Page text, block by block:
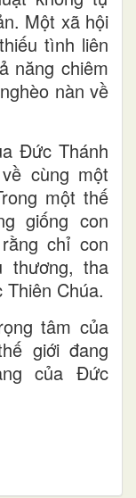
Một xã hội
tình liên
năng chiêm
nàn về
Đức Thánh
cùng một
một thế
giống con
chỉ con
thương, tha
Chúa.
tâm của
giới đang
của Đức